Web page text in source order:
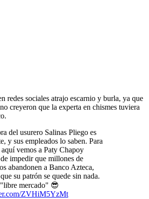
redes sociales atrajo escarnio y burla, ya que
creyeron que la experta en chismes tuviera
del usurero Salinas Pliego es
y sus empleados lo saben. Para
aquí vemos a Paty Chapoy
impedir que millones de
abandonen a Banco Azteca,
su patrón se quede sin nada.
mercado" 😎
ZVHiM5YzMt